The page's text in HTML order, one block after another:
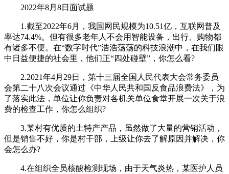
2022年8月8日面试题
1.截至2022年6月，我国网民规模为10.51亿，互联网普及
率达74.4%。但有很多老年人不会用智能设备，出行、购物都
有诸多不便。在“数字时代”浩浩荡荡的科技浪潮中，在我们眼
中日益便捷的社会里，他们正“四处碰壁”，你怎么看?
2.2021年4月29日，第十三届全国人民代表大会常务委员
会第二十八次会议通过《中华人民共和国反食品浪费法》，为
了落实此法，单位让你负责对各机关单位食堂开展一次关于浪
费的检查工作，你怎么组织?
3.某村有优质的土特产产品，虽然做了大量的营销活动，
但是销售不好，你是村干部，上级让你去了解原因并解决，你
会怎么办?
4.在组织全员核酸检测现场，由于天气炎热，某医护人员